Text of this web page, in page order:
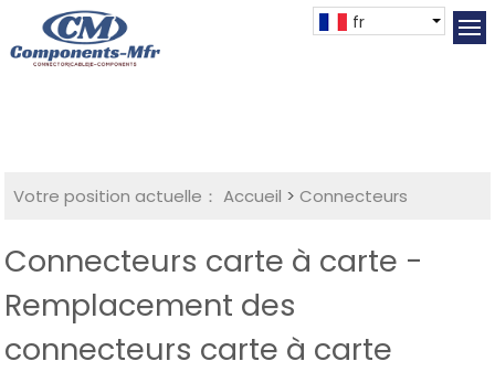
fr
Votre position actuelle： Accueil >Connecteurs
Connecteurs carte à carte -
Remplacement des
connecteurs carte à carte